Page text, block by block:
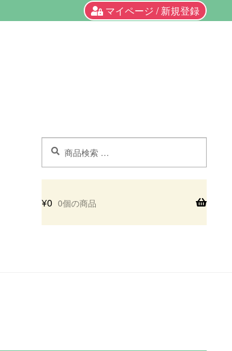
マイページ / 新規登録
対
象:
¥0 0個の商品